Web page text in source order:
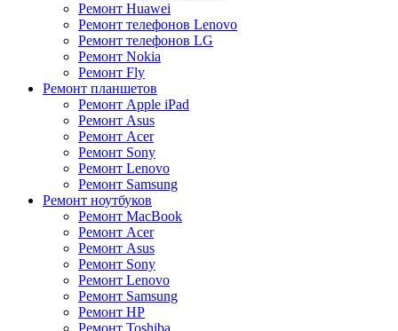
Ремонт Huawei
Ремонт телефонов Lenovo
Ремонт телефонов LG
Ремонт Nokia
Ремонт Fly
Ремонт планшетов
Ремонт Apple iPad
Ремонт Asus
Ремонт Acer
Ремонт Sony
Ремонт Lenovo
Ремонт Samsung
Ремонт ноутбуков
Ремонт MacBook
Ремонт Acer
Ремонт Asus
Ремонт Sony
Ремонт Lenovo
Ремонт Samsung
Ремонт HP
Ремонт Toshiba